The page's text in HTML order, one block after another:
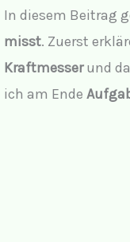
In diesem Beitrag
misst. Zuerst
Kraftmesserund
ich am Ende